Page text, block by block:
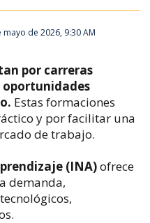
mayo de 2026, 9:30 AM
por carreras
oportunidades
Estas formaciones
y por facilitar una
de trabajo.
(INA)ofrece
demanda,